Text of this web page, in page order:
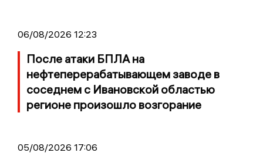
06/08/2026 12:23
После атаки БПЛА на
нефтеперерабатывающем заводе в
соседнем с Ивановской областью
регионе произошло возгорание
05/08/2026 17:06